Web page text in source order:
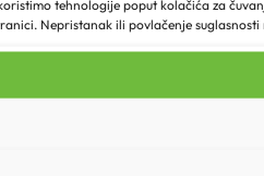
tehnologije poput kolačića za
Nepristanak ili povlačenje